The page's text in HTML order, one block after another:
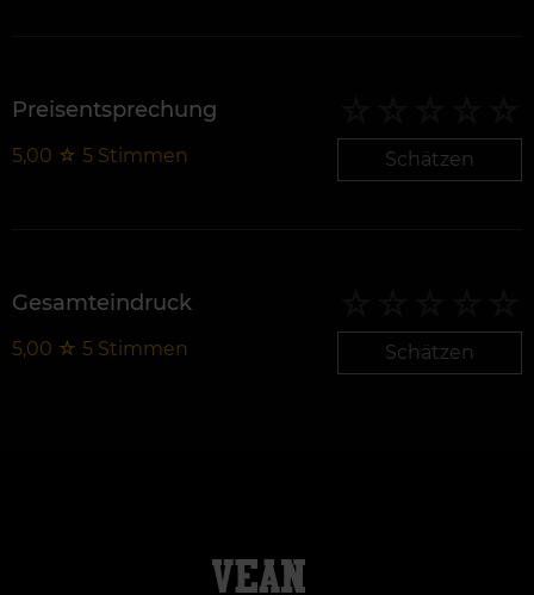
Preisentsprechung
5,00 ☆ 5 Stimmen Schätzen
Gesamteindruck
5,00 ☆ 5 Stimmen Schätzen